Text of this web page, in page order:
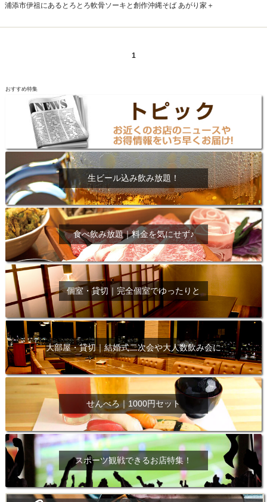
浦添市伊祖にあるとろとろ軟骨ソーキと創作沖縄そば あがり家＋
1
おすすめ特集
生ビール込み飲み放題！
食べ飲み放題｜料金を気にせず♪
個室・貸切｜完全個室でゆったりと
大部屋・貸切｜結婚式二次会や大人数飲み会に
せんべろ｜1000円セット
スポーツ観戦できるお店特集！